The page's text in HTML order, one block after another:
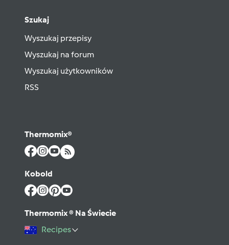
Szukaj
Wyszukaj przepisy
Wyszukaj na forum
Wyszukaj użytkowników
RSS
Thermomix®
Kobold
Thermomix ® Na Świecie
Recipes